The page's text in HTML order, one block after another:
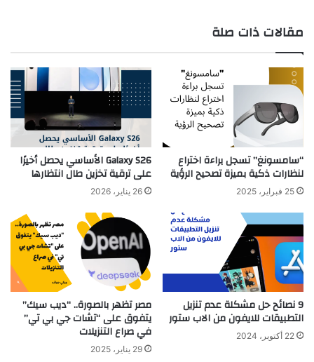
مقالات ذات صلة
“سامسونغ” تسجل براءة اختراع
لنظارات ذكية بميزة تصحيح الرؤية
25 فبراير، 2025
Galaxy S26 الأساسي يحصل أخيرًا
على ترقية تخزين طال انتظارها
26 يناير، 2026
9 نصائح حل مشكلة عدم تنزيل
التطبيقات للايفون من الاب ستور
22 أكتوبر، 2024
مصر تظهر بالصورة.. “ديب سيك”
يتفوق على “تشات جي بي تي”
في صراع التنزيلات
29 يناير، 2025